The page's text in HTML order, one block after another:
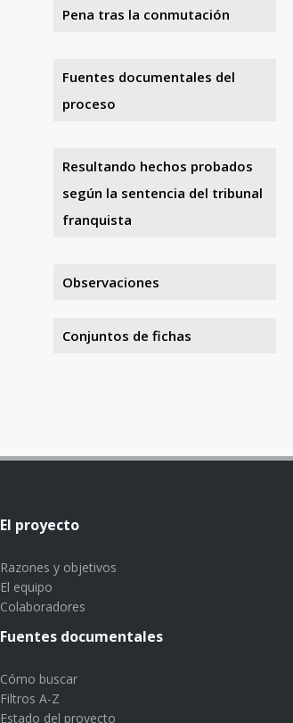
Pena tras la conmutación
Fuentes documentales del
proceso
Resultando hechos probados
según la sentencia del tribunal
franquista
Observaciones
Conjuntos de fichas
El proyecto
Razones y objetivos
El equipo
Colaboradores
Fuentes documentales
Cómo buscar
Filtros A-Z
Estado del proyecto